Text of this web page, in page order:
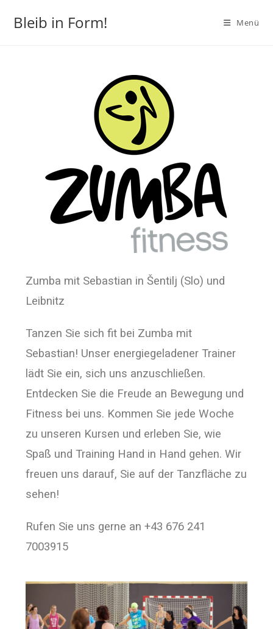
Bleib in Form! Menü
Zumba mit Sebastian in Šentilj (Slo) und
Leibnitz
Tanzen Sie sich fit bei Zumba mit
Sebastian! Unser energiegeladener Trainer
lädt Sie ein, sich uns anzuschließen.
Entdecken Sie die Freude an Bewegung und
Fitness bei uns. Kommen Sie jede Woche
zu unseren Kursen und erleben Sie, wie
Spaß und Training Hand in Hand gehen. Wir
freuen uns darauf, Sie auf der Tanzfläche zu
sehen!
Rufen Sie uns gerne an +43 676 241
7003915